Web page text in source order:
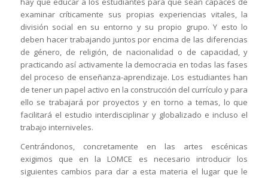
examinar críticamente sus propias experiencias vitales, la
división social en su entorno y su propio grupo. Y esto lo
deben hacer trabajando juntos por encima de las diferencias
de género, de religión, de nacionalidad o de capacidad, y
practicando así activamente la democracia en todas las fases
del proceso de enseñanza-aprendizaje. Los estudiantes han
de tener un papel activo en la construcción del currículo y para
ello se trabajará por proyectos y en torno a temas, lo que
facilitará el estudio interdisciplinar y globalizado e incluso el
trabajo interniveles.
Centrándonos, concretamente en las artes escénicas
exigimos que en la LOMCE es necesario introducir los
siguientes cambios para dar a esta materia el lugar que le